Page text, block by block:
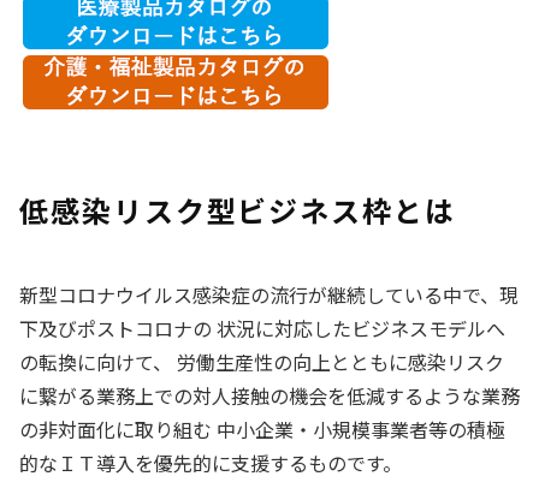
低感染リスク型ビジネス枠とは
新型コロナウイルス感染症の流行が継続している中で、現
下及びポストコロナの 状況に対応したビジネスモデルへ
の転換に向けて、 労働生産性の向上とともに感染リスク
に繋がる業務上での対人接触の機会を低減するような業務
の非対面化に取り組む 中小企業・小規模事業者等の積極
的なＩＴ導入を優先的に支援するものです。